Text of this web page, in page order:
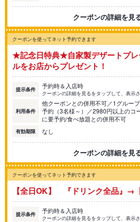
クーポンの詳細を見
クーポンを使ってネット予約できます
★記念日特典★自家製デザートプレ
ルをお店からプレゼント！
提示条件 予約時＆入店時
クーポンの詳細を見るをタップして、表示
利用条件
他クーポンとの併用不可／1グルー
予約（3名様～）／2980円以上のコ
に要予約/食べ放題との併用不可
有効期限 なし
クーポンの詳細を見
クーポンを使ってネット予約できます
【全日OK】 『ドリンク全品』→
提示条件 予約時＆入店時
クーポンの詳細を見るをタップして、表示